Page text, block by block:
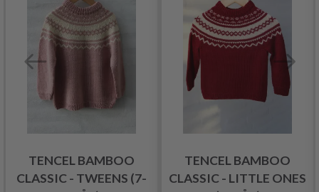
TENCEL BAMBOO
CLASSIC - TWEENS (7-
TENCEL BAMBOO
CLASSIC - LITTLE ONES